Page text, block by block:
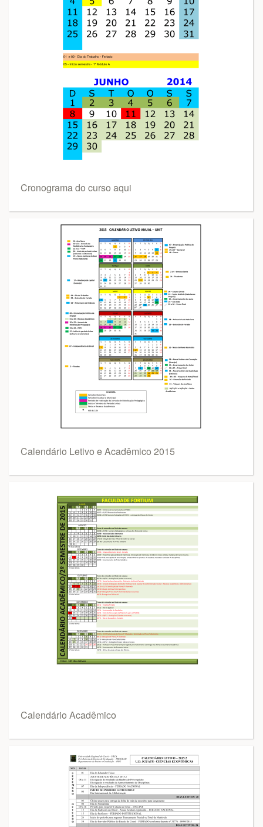
Cronograma do curso aqui
Calendário Letivo e Acadêmico 2015
Calendário Acadêmico